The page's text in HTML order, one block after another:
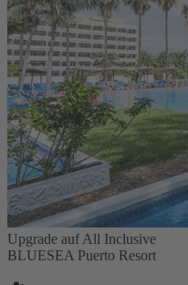
Upgrade auf All Inclusive
BLUESEA Puerto Resort